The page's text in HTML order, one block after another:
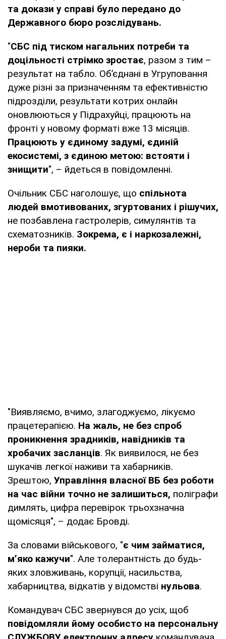
та докази у справі було передано до
Державного бюро розслідувань.
"СБС під тиском нагальних потреби та
доцільності стрімко зростає, разом з тим –
результат на табло. Обʼєднані в Угруповання
дуже різні за призначенням та ефективністю
підрозділи, результати котрих онлайн
оновлюються у Підрахуйці, працюють на
фронті у новому форматі вже 13 місяців.
Працюють у єдиному задумі, єдиній
екосистемі, з єдиною метою: встояти і
знищити", – йдеться в повідомленні.
Очільник СБС наголошує, що спільнота
людей вмотивованих, згуртованих і рішучих,
не позбавлена гастролерів, симулянтів та
схематозників. Зокрема, є і наркозалежні,
нероби та пияки.
"Виявляємо, вчимо, злагоджуємо, лікуємо
працетерапією. На жаль, не без спроб
проникнення зрадників, навідників та
хробачих засланців. Як виявилося, не без
шукачів легкої наживи та хабарників.
Зрештою, Управління власної ВБ без роботи
на час війни точно не залишиться, поліграфи
димлять, цифра перевірок трьохзначна
щомісяця", – додає Бровді.
За словами військового, "є чим займатися,
мʼяко кажучи". Але толерантність до будь-
яких зловживань, корупції, насильства,
хабарництва, відкатів у відомстві нульова.
Командувач СБС звернувся до усіх, щоб
повідомляли йому особисто на персональну